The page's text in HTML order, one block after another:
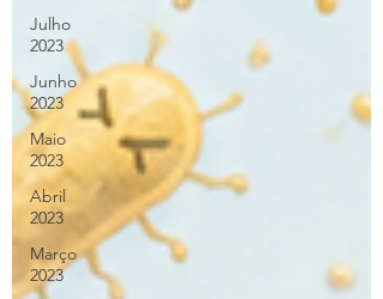
Julho
2023
Junho
2023
Maio
2023
Abril
2023
Março
2023